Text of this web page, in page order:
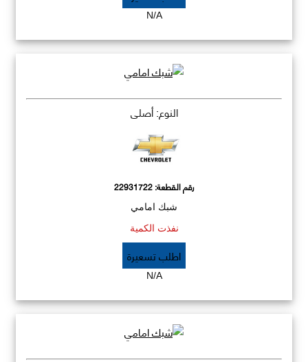
N/A
النوع: أصلي
رقم القطعة:22931722
شبك امامي
نفذت الكمية
اطلب تسعيرة
N/A